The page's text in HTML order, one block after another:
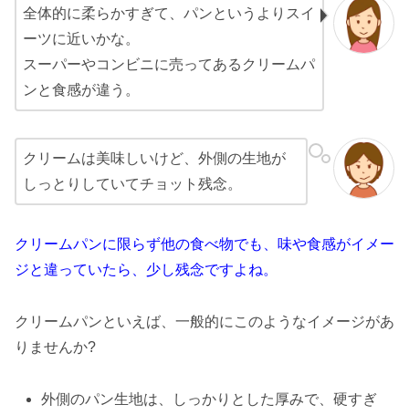
全体的に柔らかすぎて、パンというよりスイ
ーツに近いかな。
スーパーやコンビニに売ってあるクリームパ
ンと食感が違う。
クリームは美味しいけど、外側の生地が
しっとりしていてチョット残念。
クリームパンに限らず他の食べ物でも、味や食感がイメー
ジと違っていたら、少し残念ですよね。
クリームパンといえば、一般的にこのようなイメージがあ
りませんか?
外側のパン生地は、しっかりとした厚みで、硬すぎ